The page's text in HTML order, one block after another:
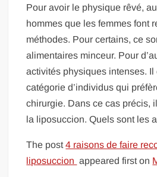
Pour avoir le physique rêvé,
hommes que les femmes font
méthodes. Pour certains, ce
alimentaires minceur. Pour
activités physiques intenses. Il
catégorie d’individus qui
chirurgie. Dans ce cas précis,
la liposuccion. Quels sont les
The post4 raisons de faire
liposuccion appeared first on